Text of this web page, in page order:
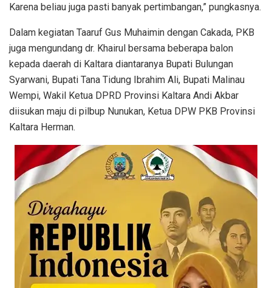
Karena beliau juga pasti banyak pertimbangan,” pungkasnya.
Dalam kegiatan Taaruf Gus Muhaimin dengan Cakada, PKB
juga mengundang dr. Khairul bersama beberapa balon
kepada daerah di Kaltara diantaranya Bupati Bulungan
Syarwani, Bupati Tana Tidung Ibrahim Ali, Bupati Malinau
Wempi, Wakil Ketua DPRD Provinsi Kaltara Andi Akbar
diisukan maju di pilbup Nunukan, Ketua DPW PKB Provinsi
Kaltara Herman.